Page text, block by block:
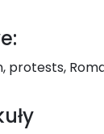
protests,